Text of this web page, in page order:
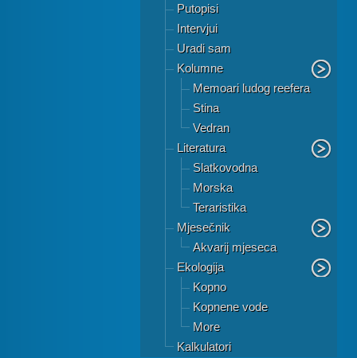
Putopisi
Intervjui
Uradi sam
Kolumne
Memoari ludog reefera
Stina
Vedran
Literatura
Slatkovodna
Morska
Teraristika
Mjesečnik
Akvarij mjeseca
Ekologija
Kopno
Kopnene vode
More
Kalkulatori